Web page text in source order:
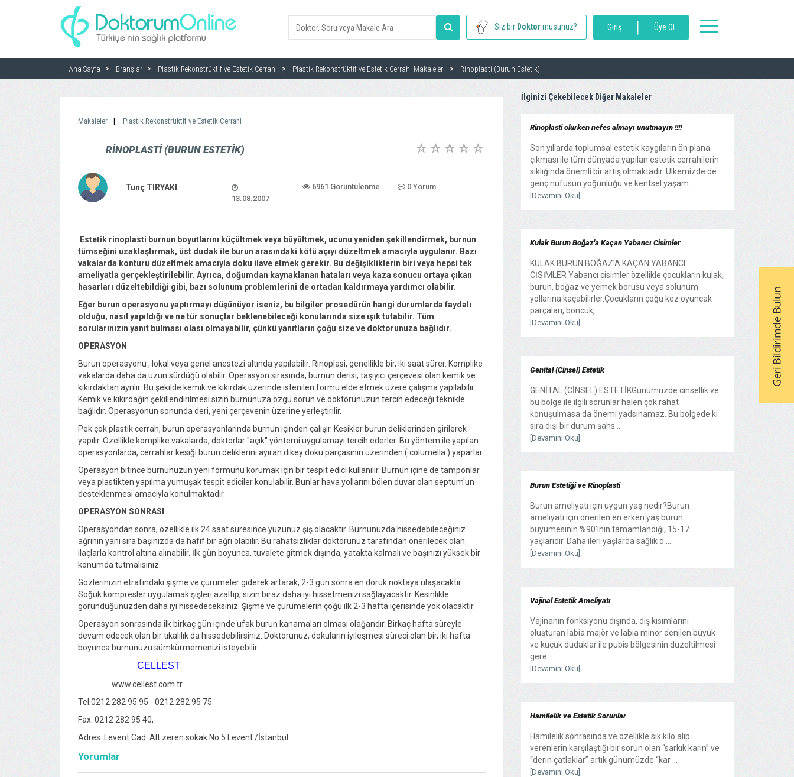
Siz bir Doktormusunuz? Giriş | Üye Ol
toggle
Ana Sayfa Branşlar Plastik Rekonstrüktif ve Estetik Cerrahi Plastik Rekonstrüktif ve Estetik Cerrahi Makaleleri Rinoplasti (Burun Estetik)
Makaleler Plastik Rekonstrüktif ve Estetik Cerrahi
RINOPLASTI (BURUN ESTETIK)
Tunç TIRYAKI
13.08.2007
6961 Görüntülenme 0 Yorum
Estetik rinoplasti burnun boyutlarını küçültmek veya büyültmek, ucunu yeniden şekillendirmek, burnun
tümseğini uzaklaştırmak, üst dudak ile burun arasındaki kötü açıyı düzeltmek amacıyla uygulanır. Bazı
vakalarda konturu düzeltmek amacıyla doku ilave etmek gerekir. Bu değişikliklerin biri veya hepsi tek
ameliyatla gerçekleştirilebilir. Ayrıca, doğumdan kaynaklanan hataları veya kaza sonucu ortaya çıkan
hasarları düzeltebildiği gibi, bazı solunum problemlerini de ortadan kaldırmaya yardımcı olabilir.
Eğer burun operasyonu yaptırmayı düşünüyor iseniz, bu bilgiler prosedürün hangi durumlarda faydalı
olduğu, nasıl yapıldığı ve ne tür sonuçlar beklenebileceği konularında size ışık tutabilir. Tüm
sorularınızın yanıt bulması olası olmayabilir, çünkü yanıtların çoğu size ve doktorunuza bağlıdır.
OPERASYON
Burun operasyonu , lokal veya genel anestezi altında yapılabilir. Rinoplasi, genellikle bir, iki saat sürer. Komplike
vakalarda daha da uzun sürdüğü olabilir. Operasyon sırasında, burnun derisi, taşıyıcı çerçevesi olan kemik ve
kıkırdaktan ayrılır. Bu şekilde kemik ve kıkırdak üzerinde istenilen formu elde etmek üzere çalışma yapılabilir.
Kemik ve kıkırdağın şekillendirilmesi sizin burnunuza özgü sorun ve doktorunuzun tercih edeceği teknikle
bağlıdır. Operasyonun sonunda deri, yeni çerçevenin üzerine yerleştirilir.
Pek çok plastik cerrah, burun operasyonlarında burnun içinden çalışır. Kesikler burun deliklerinden girilerek
yapılır. Özellikle komplike vakalarda, doktorlar ''açık'' yöntemi uygulamayı tercih ederler. Bu yöntem ile yapılan
operasyonlarda, cerrahlar kesiği burun deliklerini ayıran dikey doku parçasının üzerinden ( columella ) yaparlar.
Operasyon bitince burnunuzun yeni formunu korumak için bir tespit edici kullanılır. Burnun içine de tamponlar
veya plastikten yapılma yumuşak tespit ediciler konulabilir. Bunlar hava yollarını bölen duvar olan septum'un
desteklenmesi amacıyla konulmaktadır.
OPERASYON SONRASI
Operasyondan sonra, özellikle ilk 24 saat süresince yüzünüz şiş olacaktır. Burnunuzda hissedebileceğiniz
ağrının yanı sıra başınızda da hafif bir ağrı olabilir. Bu rahatsızlıklar doktorunuz tarafından önerilecek olan
ilaçlarla kontrol altına alınabilir. İlk gün boyunca, tuvalete gitmek dışında, yatakta kalmalı ve başınızı yüksek bir
konumda tutmalısınız.
Gözlerinizin etrafındaki şişme ve çürümeler giderek artarak, 2-3 gün sonra en doruk noktaya ulaşacaktır.
Soğuk kompresler uygulamak şişleri azaltıp, sizin biraz daha iyi hissetmenizi sağlayacaktır. Kesinlikle
göründüğünüzden daha iyi hissedeceksiniz. Şişme ve çürümelerin çoğu ilk 2-3 hafta içerisinde yok olacaktır.
Operasyon sonrasında ilk birkaç gün içinde ufak burun kanamaları olması olağandır. Birkaç hafta süreyle
devam edecek olan bir tıkalılık da hissedebilirsiniz. Doktorunuz, dokuların iyileşmesi süreci olan bir, iki hafta
boyunca burnunuzu sümkürmemenizi isteyebilir.
CELLEST
www.cellest.com.tr
Tel:0212 282 95 95 - 0212 282 95 75
Fax: 0212 282 95 40,
Adres: Levent Cad. Alt zeren sokak No:5 Levent /İstanbul
Yorumlar
İlginizi Çekebilecek Diğer Makaleler
Rinoplasti olurken nefes almayı unutmayın !!!!
Son yıllarda toplumsal estetik kaygıların ön plana
çıkması ile tüm dünyada yapılan estetik cerrahilerin
sıklığında önemli bir artış olmaktadır. Ülkemizde de
genç nüfusun yoğunluğu ve kentsel yaşam ...
[Devamını Oku]
Kulak Burun Boğaz'a Kaçan Yabancı Cisimler
KULAK BURUN BOĞAZ’A KAÇAN YABANCI
CİSİMLER Yabancı cisimler özellikle çocukların kulak,
burun, boğaz ve yemek borusu veya solunum
yollarına kaçabilirler.Çocukların çoğu kez oyuncak
parçaları, boncuk, ...
[Devamını Oku]
Genital (Cinsel) Estetik
GENİTAL (CİNSEL) ESTETİKGünümüzde cinsellik ve
bu bölge ile ilgili sorunlar halen çok rahat
konuşulmasa da önemi yadsınamaz. Bu bölgede ki
sıra dışı bir durum şahs ...
[Devamını Oku]
Burun Estetiği ve Rinoplasti
Burun ameliyatı için uygun yaş nedir?Burun
ameliyatı için önerilen en erken yaş burun
büyümesinin %90'ının tamamlandığı, 15-17
yaşlarıdır. Daha ileri yaşlarda sağlık d ...
[Devamını Oku]
Vajinal Estetik Ameliyatı
Vajinanın fonksiyonu dışında, dış kısımlarını
oluşturan labia majör ve labia minör denilen büyük
ve küçük dudaklar ile pubis bölgesinin düzeltilmesi
gere ...
[Devamını Oku]
Hamilelik ve Estetik Sorunlar
Hamilelik sonrasında ve özellikle sık kilo alıp
verenlerin karşılaştığı bir sorun olan “sarkık karın” ve
“derin çatlaklar” artık günümüzde “kar ...
[Devamını Oku]